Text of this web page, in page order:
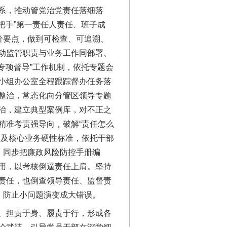
推动管党治党责任落细落
手”第一责任人责任、班子成
点，做到可检查、可追溯、
管职责与业务工作同部署、
督导”工作机制，依托专题会
组办公室全程跟踪督办任务落
治，常态化向分管区领导专题
，建立典型案例库，对不正之
考责强导向，破解“责任怎么
核心业务硬性标准，依托干部
步把廉政风险防控手册编
，以考核倒逼责任上肩。坚持
任，也倒查领导责任、监督责
止小问题演变成大错误。
责于身、履责于行，形成各